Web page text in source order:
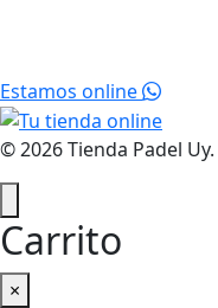
Estamos online
© 2026 Tienda Padel
Carrito
×